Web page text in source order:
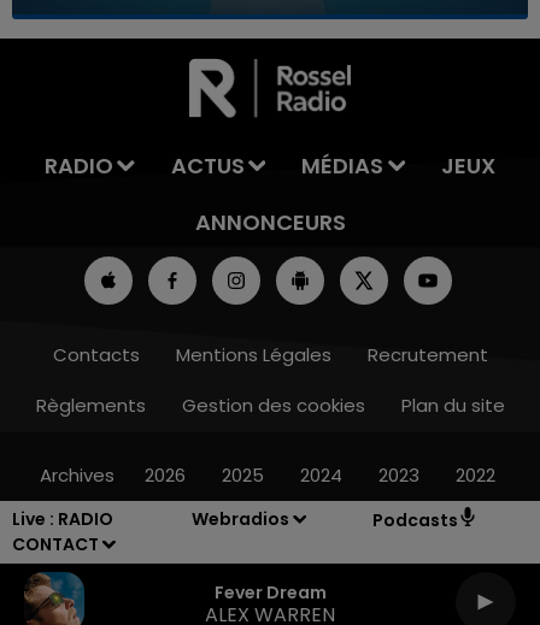
Live : RADIO
CONTACT
Webradios Podcasts
Fever Dream
ALEX WARREN
LA TEAM DE L'ÉTÉ
RADIO ACTUS MÉDIAS
JEUX
ANNONCEURS
Contacts Mentions Légales
Recrutement
Règlements
Gestion des cookies Plan du site
Archives 2026 2025 2024 2023 2022